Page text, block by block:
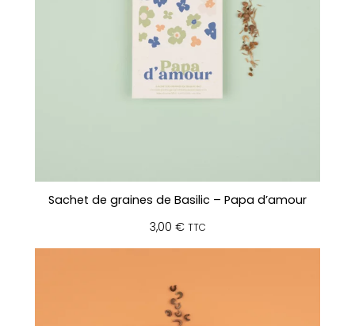
Sachet de graines de Basilic – Papa d’amour
3,00 € TTC